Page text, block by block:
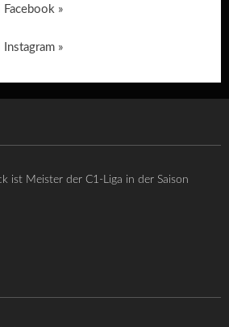
Facebook »
Instagram »
ist Meister der C1-Liga in der Saison